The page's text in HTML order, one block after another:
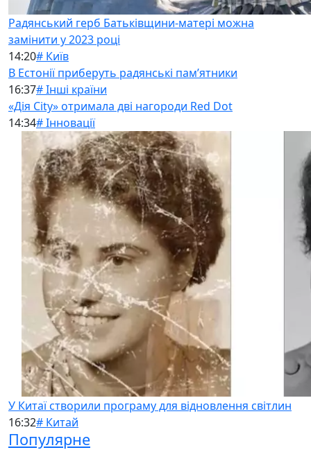
Радянський герб Батьківщини-матері можна
замінити у 2023 році
14:20# Київ
В Естонії приберуть радянські памʼятники
16:37# Інші країни
«Дія City» отримала дві нагороди Red Dot
14:34# Інновації
У Китаї створили програму для відновлення світлин
16:32# Китай
Популярне